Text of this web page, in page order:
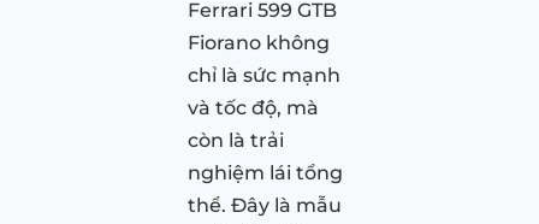
Ferrari 599 GTB
Fiorano không
chỉ là sức mạnh
và tốc độ, mà
còn là trải
nghiệm lái tổng
thể. Đây là mẫu